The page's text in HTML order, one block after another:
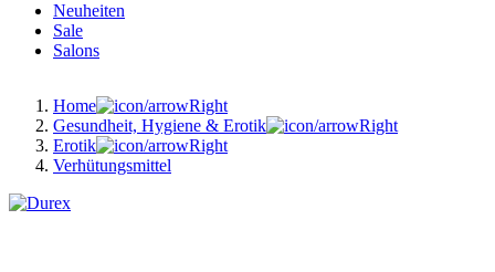
Neuheiten
Sale
Salons
Home
Gesundheit, Hygiene & Erotik
Erotik
Verhütungsmittel